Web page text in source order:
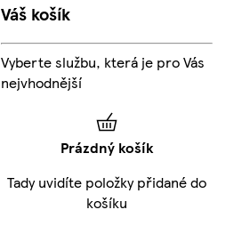
Váš košík
Vyberte službu, která je pro Vás
nejvhodnější
Prázdný košík
Tady uvidíte položky přidané do
košíku